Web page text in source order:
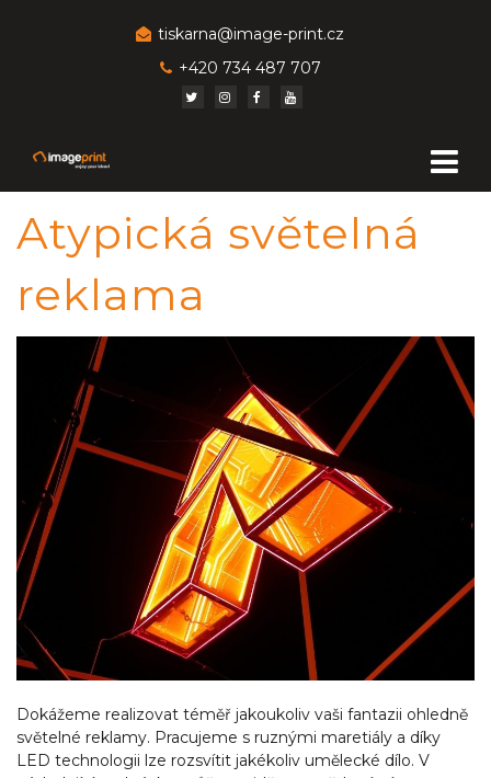
tiskarna@image-print.cz
+420 734 487 707
Atypická světelná
reklama
Dokážeme realizovat téměř jakoukoliv vaši fantazii ohledně
světelné reklamy. Pracujeme s ruznými maretiály a díky
LED technologii lze rozsvítit jakékoliv umělecké dílo. V